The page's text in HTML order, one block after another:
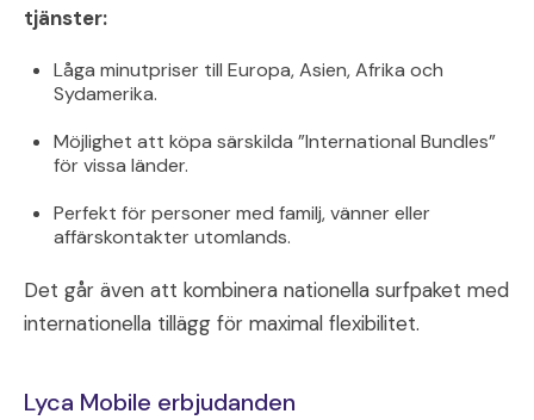
tjänster:
Låga minutpriser till Europa, Asien, Afrika och
Sydamerika.
Möjlighet att köpa särskilda ”International Bundles”
för vissa länder.
Perfekt för personer med familj, vänner eller
affärskontakter utomlands.
Det går även att kombinera nationella surfpaket med
internationella tillägg för maximal flexibilitet.
Lyca Mobile erbjudanden